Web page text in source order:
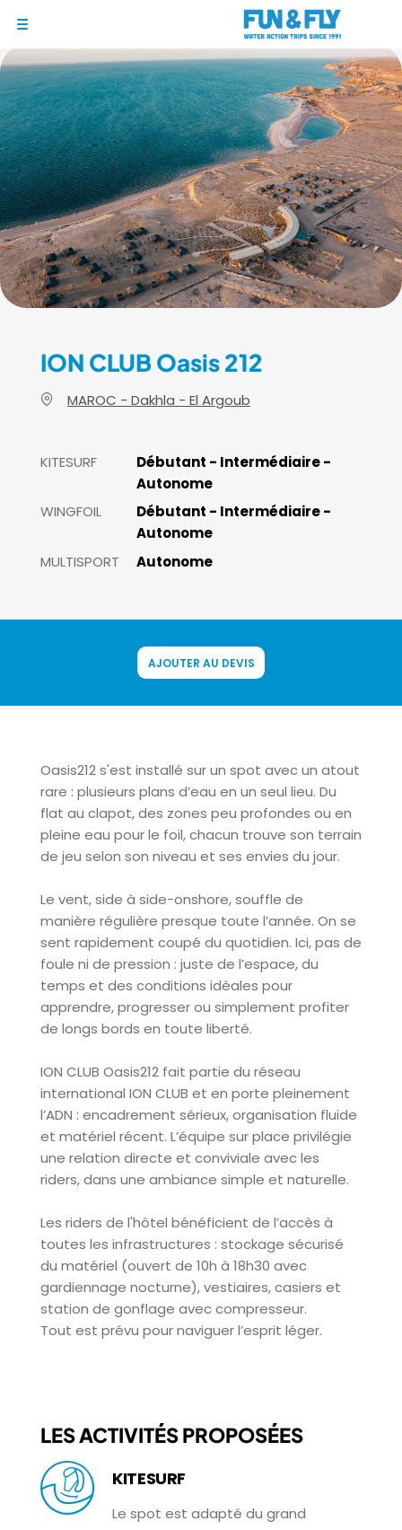
BONS PLANS
DESTINATIONS
OÙ ET QUAND PARTIR ?
INSPIRATIONS
COACHINGS & CAMPS
À PROPOS
BON CADEAU
DEMANDER UN DEVIS
1/9
ION CLUB Oasis 212
MAROC - Dakhla - El Argoub
KITESURF
Débutant - Intermédiaire -
Autonome
WINGFOIL
Débutant - Intermédiaire -
Autonome
MULTISPORT
Autonome
AJOUTER AU DEVIS
Oasis212 s'est installé sur un spot avec un atout
rare : plusieurs plans d’eau en un seul lieu. Du
flat au clapot, des zones peu profondes ou en
pleine eau pour le foil, chacun trouve son terrain
de jeu selon son niveau et ses envies du jour.
Le vent, side à side-onshore, souffle de
manière régulière presque toute l’année. On se
sent rapidement coupé du quotidien. Ici, pas de
foule ni de pression : juste de l’espace, du
temps et des conditions idéales pour
apprendre, progresser ou simplement profiter
de longs bords en toute liberté.
ION CLUB Oasis212 fait partie du réseau
international ION CLUB et en porte pleinement
l’ADN : encadrement sérieux, organisation fluide
et matériel récent. L’équipe sur place privilégie
une relation directe et conviviale avec les
riders, dans une ambiance simple et naturelle.
Les riders de l'hôtel bénéficient de l’accès à
toutes les infrastructures : stockage sécurisé
du matériel (ouvert de 10h à 18h30 avec
gardiennage nocturne), vestiaires, casiers et
station de gonflage avec compresseur.
Tout est prévu pour naviguer l’esprit léger.
LES ACTIVITÉS PROPOSÉES
KITESURF
Le spot est adapté du grand